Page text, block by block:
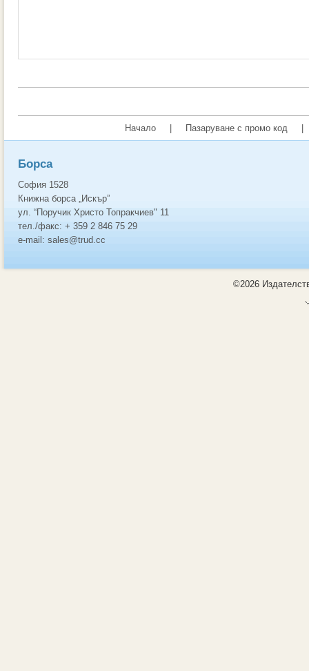
Начало Пазаруване с промо код
Борса
София 1528
Книжна борса „Искър”
ул. “Поручик Христо Топракчиев" 11
тел./факс: + 359 2 846 75 29
e-mail: sales@trud.cc
©2026